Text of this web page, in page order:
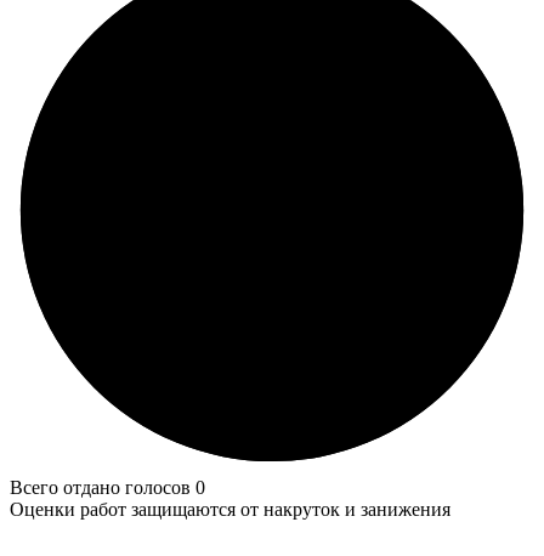
Всего отдано голосов 0
Оценки работ защищаются от накруток и занижения